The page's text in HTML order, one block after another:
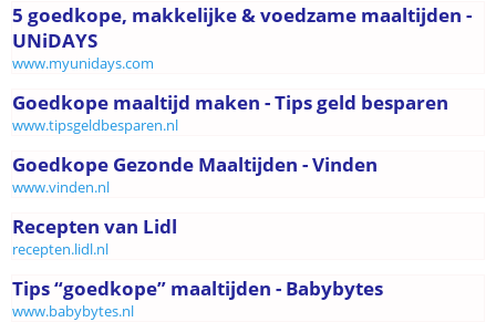
5 goedkope, makkelijke & voedzame maaltijden -
UNiDAYS
www.myunidays.com
Goedkope maaltijd maken - Tips geld besparen
www.tipsgeldbesparen.nl
Goedkope Gezonde Maaltijden - Vinden
www.vinden.nl
Recepten van Lidl
recepten.lidl.nl
Tips “goedkope” maaltijden - Babybytes
www.babybytes.nl